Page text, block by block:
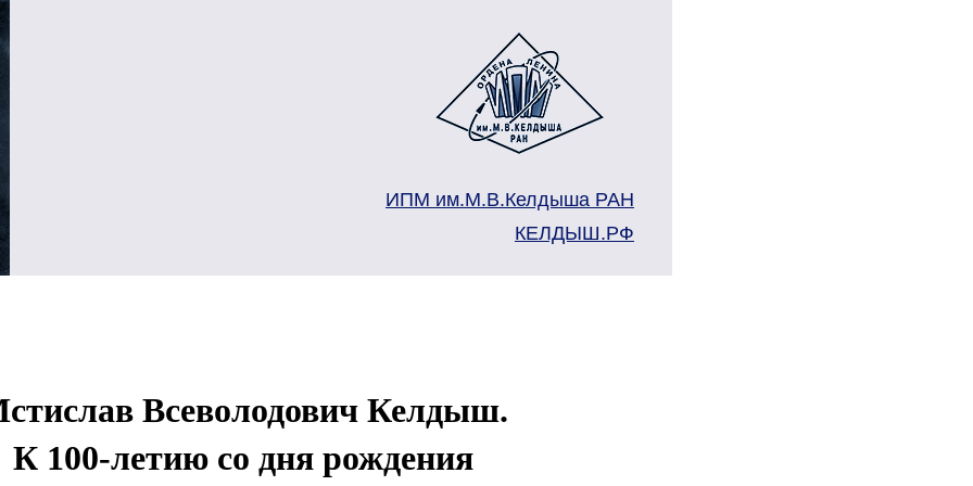
ИПМ им.М.В.Келдыша РАН
КЕЛДЫШ.РФ
Всеволодович Келдыш.
К 100-летию со дня рождения